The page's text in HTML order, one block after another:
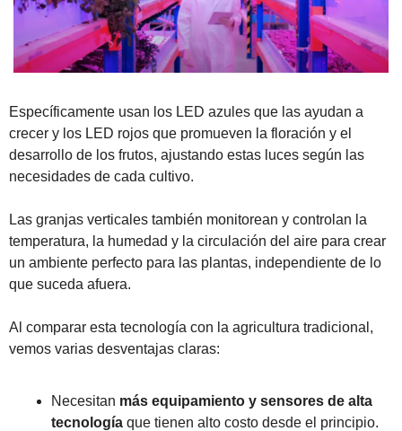
Específicamente usan los LED azules que las ayudan a
crecer y los LED rojos que promueven la floración y el
desarrollo de los frutos, ajustando estas luces según las
necesidades de cada cultivo.
Las granjas verticales también monitorean y controlan la
temperatura, la humedad y la circulación del aire para crear
un ambiente perfecto para las plantas, independiente de lo
que suceda afuera.
Al comparar esta tecnología con la agricultura tradicional,
vemos varias desventajas claras:
Necesitan más equipamiento y sensores de alta
tecnología que tienen alto costo desde el principio.